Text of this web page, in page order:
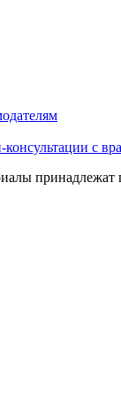
с
принадлежат